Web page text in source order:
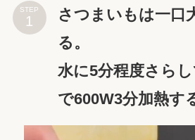
STEP
さつまいもは一口
る。
水に5分程度さら
で600W3分加熱す